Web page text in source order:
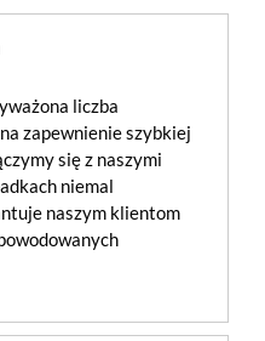
liczba
zapewnienie szybkiej
się z naszymi
niemal
naszym klientom